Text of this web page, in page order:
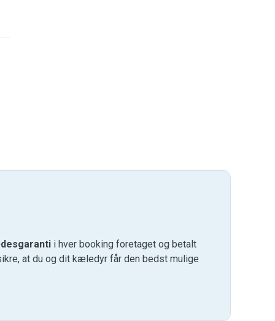
i hver booking foretaget og betalt
at du og dit kæledyr får den bedst mulige